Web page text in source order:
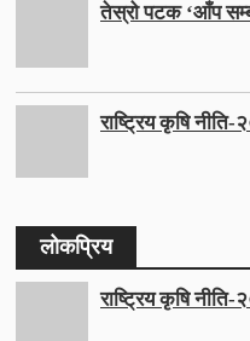
तेस्रो पटक ‘आँप
राष्ट्रिय कृषि नीति-
लोकप्रिय
राष्ट्रिय कृषि नीति-